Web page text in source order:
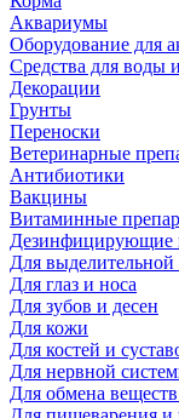
Аквариумы
Оборудование для
Средства для воды
Декорации
Грунты
Переноски
Ветеринарные
Антибиотики
Вакцины
Витаминные
Дезинфицирующие
Для
Для глаз и носа
Для зубов и десен
Для кожи
Для костей и
Для нервной
Для обмена